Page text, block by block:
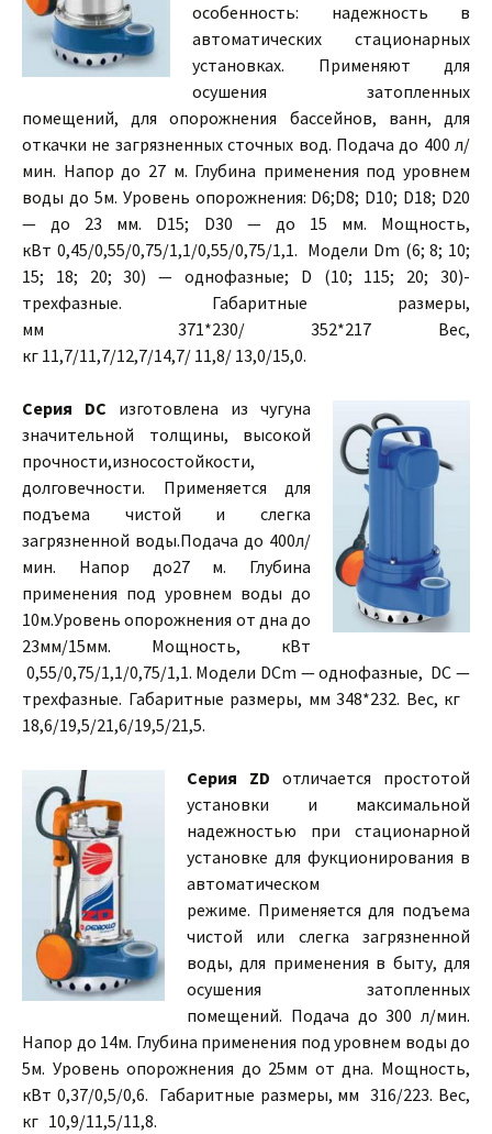
особенность: надежность в
автоматических стационарных
установках. Применяют для
осушения затопленных
помещений, для опорожнения бассейнов, ванн, для
откачки не загрязненных сточных вод. Подача до 400 л/
мин. Напор до 27 м. Глубина применения под уровнем
воды до 5м. Уровень опорожнения: D6;D8; D10; D18; D20
— до 23 мм. D15; D30 — до 15 мм. Мощность,
кВт 0,45/0,55/0,75/1,1/0,55/0,75/1,1. Модели Dm (6; 8; 10;
15; 18; 20; 30) — однофазные; D (10; 115; 20; 30)-
трехфазные. Габаритные размеры,
мм 371*230/ 352*217 Вес,
кг 11,7/11,7/12,7/14,7/ 11,8/ 13,0/15,0.
Серия DC изготовлена из чугуна
значительной толщины, высокой
прочности,износостойкости,
долговечности. Применяется для
подъема чистой и слегка
загрязненной воды.Подача до 400л/
мин. Напор до27 м. Глубина
применения под уровнем воды до
10м.Уровень опорожнения от дна до
23мм/15мм. Мощность, кВт
0,55/0,75/1,1/0,75/1,1. Модели DСm — однофазные, DC —
трехфазные. Габаритные размеры, мм 348*232. Вес, кг
18,6/19,5/21,6/19,5/21,5.
Серия ZD отличается простотой
установки и максимальной
надежностью при стационарной
установке для фукционирования в
автоматическом
режиме. Применяется для подъема
чистой или слегка загрязненной
воды, для применения в быту, для
осушения затопленных
помещений. Подача до 300 л/мин.
Напор до 14м. Глубина применения под уровнем воды до
5м. Уровень опорожнения до 25мм от дна. Мощность,
кВт 0,37/0,5/0,6. Габаритные размеры, мм 316/223. Вес,
кг 10,9/11,5/11,8.